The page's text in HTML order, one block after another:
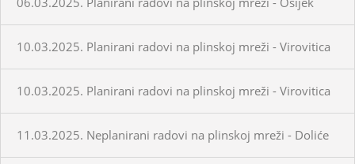
10.03.2025. Planirani radovi na plinskoj mreži - Virovitica
10.03.2025. Planirani radovi na plinskoj mreži - Virovitica
11.03.2025. Neplanirani radovi na plinskoj mreži - Doliće